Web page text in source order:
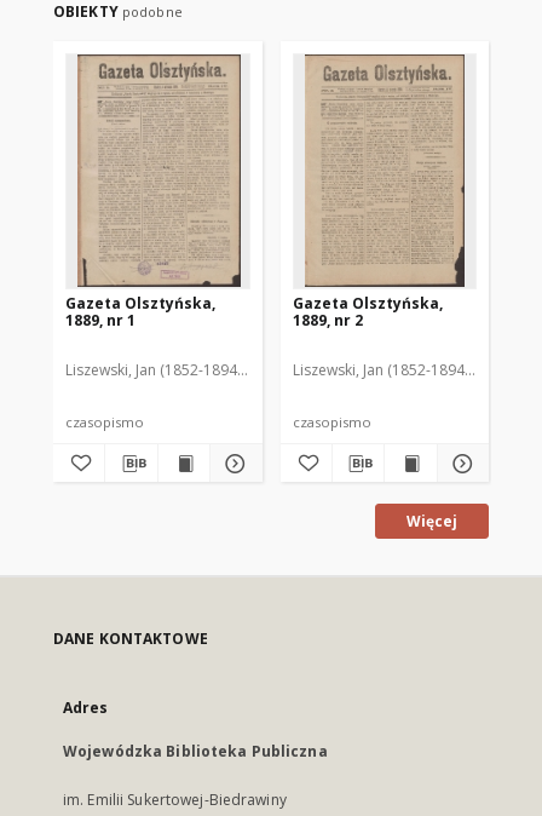
OBIEKTY podobne
Gazeta Olsztyńska,
1889, nr 1
Liszewski, Jan (1852-1894). Red.
czasopismo
Gazeta Olsztyńska,
1889, nr 2
Liszewski, Jan (1852-1894). Red.
czasopismo
Więcej
DANE KONTAKTOWE
Adres
Wojewódzka Biblioteka Publiczna
im. Emilii Sukertowej-Biedrawiny